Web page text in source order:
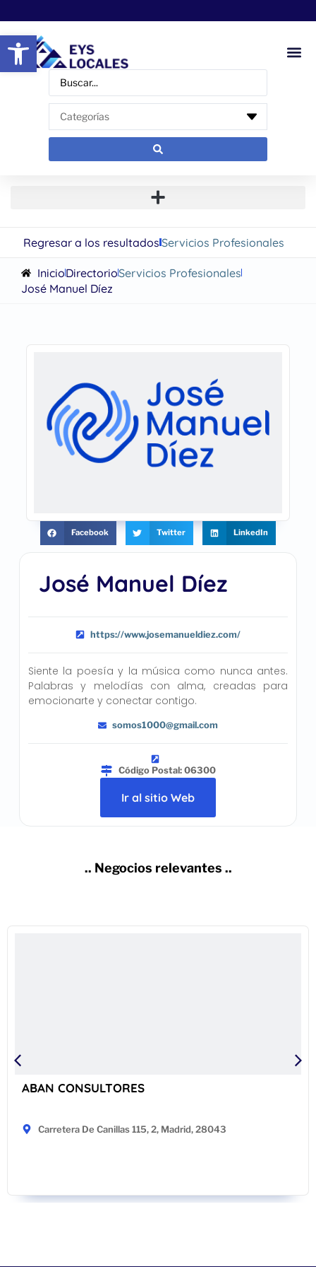
Abrir barra de herramientas
Regresar a los resultadosServicios Profesionales
InicioDirectorioServicios Profesionales
José Manuel Díez
José Manuel Díez
https://www.josemanueldiez.com/
Siente la poesía y la música como nunca antes.
Palabras y melodías con alma, creadas para
emocionarte y conectar contigo.
somos1000@gmail.com
Código Postal: 06300
Ir al sitio Web
Facebook Twitter LinkedIn
.. Negocios relevantes ..
ABAN CONSULTORES
Carretera De Canillas 115, 2, Madrid, 28043